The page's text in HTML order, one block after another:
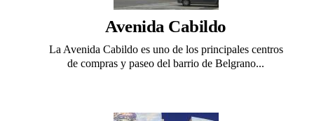
Avenida Cabildo
La Avenida Cabildo es uno de los principales centros
de compras y paseo del barrio de Belgrano...